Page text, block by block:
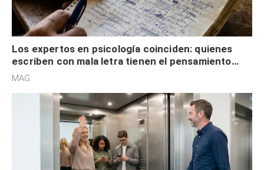
Los expertos en psicología coinciden: quienes
escriben con mala letra tienen el pensamiento
acelerado y no lo hacen por desinterés
MAG.